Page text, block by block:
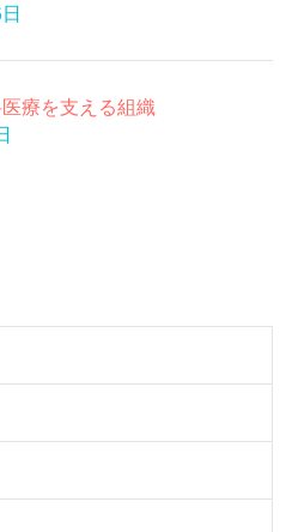
くり温
療を支える組織